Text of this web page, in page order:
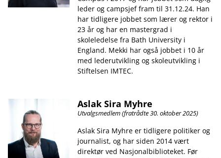
leder og campsjef fram til 31.12.24. Han
har tidligere jobbet som lærer og rektor i
23 år og har en mastergrad i
skoleledelse fra Bath University i
England. Mekki har også jobbet i 10 år
med lederutvikling og skoleutvikling i
Stiftelsen IMTEC.
Aslak Sira Myhre
Utvalgsmedlem (fratrådte 30. oktober 2025)
Aslak Sira Myhre er tidligere politiker og
journalist, og har siden 2014 vært
direktør ved Nasjonalbiblioteket. Før